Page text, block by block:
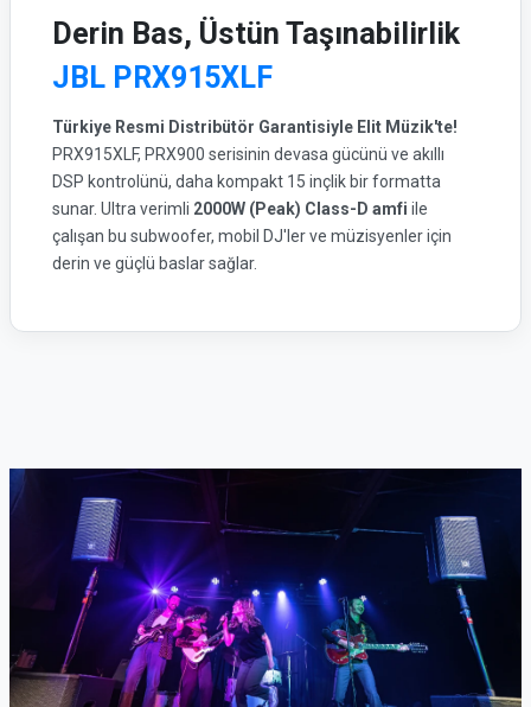
Derin Bas, Üstün Taşınabilirlik
JBL PRX915XLF
Türkiye Resmi Distribütör Garantisiyle Elit Müzik'te!
PRX915XLF, PRX900 serisinin devasa gücünü ve akıllı
DSP kontrolünü, daha kompakt 15 inçlik bir formatta
sunar. Ultra verimli 2000W (Peak) Class-D amfi ile
çalışan bu subwoofer, mobil DJ'ler ve müzisyenler için
derin ve güçlü baslar sağlar.